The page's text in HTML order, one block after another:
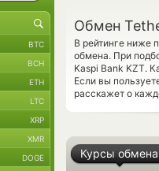
Обмен
В рейтинге ниже
обмена. При
Kaspi Bank KZT.
Если вы
расскажет о
Курсы обмена
BTC
BCH
ETH
LTC
XRP
XMR
DOGE